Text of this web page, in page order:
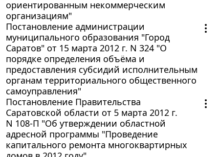
ориентированным некоммерческим
организациям"
Постановление администрации
муниципального образования "Город
Саратов" от 15 марта 2012 г. N 324 "О
порядке определения объёма и
предоставления субсидий исполнительным
органам территориального общественного
самоуправления"
Постановление Правительства
Саратовской области от 5 марта 2012 г.
N 108-П "Об утверждении областной
адресной программы "Проведение
капитального ремонта многоквартирных